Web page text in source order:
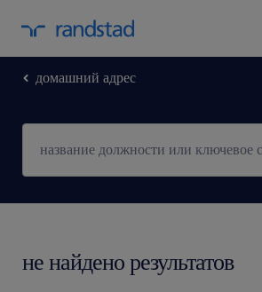
домашний адрес
не найдено результатов